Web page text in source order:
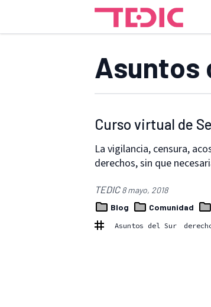
Asuntos
Curso virtual de
La vigilancia, censura,
derechos, sin que
TEDIC8 mayo, 2018
Blog
Comunidad
Asuntos del Sur